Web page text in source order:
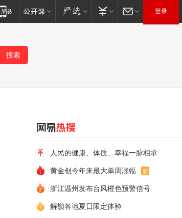
登录
人民的健康、体质、幸福一脉相承
黄金创今年来最大单周涨幅 新
浙江温州发布台风橙色预警信号
解锁各地夏日限定体验